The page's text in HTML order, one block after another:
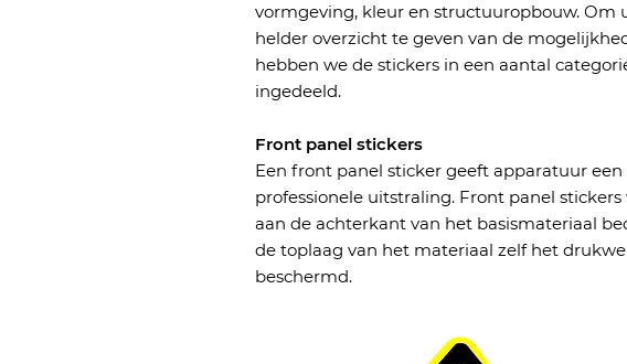
vormgeving, kleur en structuuropbouw. Om
helder overzicht te geven van de
hebben we de stickers in een aantal
ingedeeld.​​
Front panel stickers
Een front panel sticker geeft apparatuur een
professionele uitstraling. Front panel stickers
aan de achterkant van het basismateriaal
de toplaag van het materiaal zelf het
beschermd.